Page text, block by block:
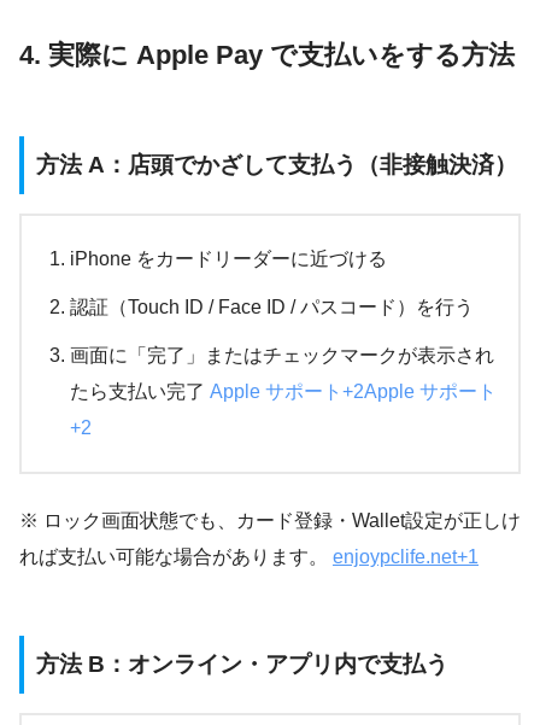
4. 実際に Apple Pay で支払いをする方法
方法 A：店頭でかざして支払う（非接触決済）
iPhone をカードリーダーに近づける
認証（Touch ID / Face ID / パスコード）を行う
画面に「完了」またはチェックマークが表示され
たら支払い完了 Apple サポート+2Apple サポート
+2
※ ロック画面状態でも、カード登録・Wallet設定が正しけ
れば支払い可能な場合があります。 enjoypclife.net+1
方法 B：オンライン・アプリ内で支払う